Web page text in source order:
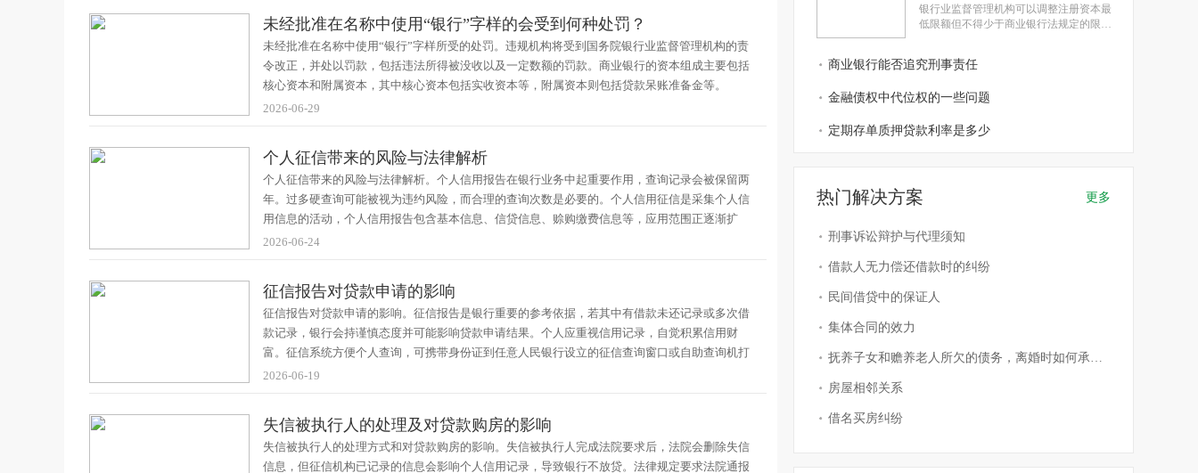
未经批准在名称中使用“银行”字样的会受到何种处罚？
未经批准在名称中使用“银行”字样所受的处罚。违规机构将受到国务院银行业监督管理机构的责
令改正，并处以罚款，包括违法所得被没收以及一定数额的罚款。商业银行的资本组成主要包括
核心资本和附属资本，其中核心资本包括实收资本等，附属资本则包括贷款呆账准备金等。
2026-06-29
个人征信带来的风险与法律解析
个人征信带来的风险与法律解析。个人信用报告在银行业务中起重要作用，查询记录会被保留两
年。过多硬查询可能被视为违约风险，而合理的查询次数是必要的。个人信用征信是采集个人信
用信息的活动，个人信用报告包含基本信息、信贷信息、赊购缴费信息等，应用范围正逐渐扩
2026-06-24
征信报告对贷款申请的影响
征信报告对贷款申请的影响。征信报告是银行重要的参考依据，若其中有借款未还记录或多次借
款记录，银行会持谨慎态度并可能影响贷款申请结果。个人应重视信用记录，自觉积累信用财
富。征信系统方便个人查询，可携带身份证到任意人民银行设立的征信查询窗口或自助查询机打
2026-06-19
失信被执行人的处理及对贷款购房的影响
失信被执行人的处理方式和对贷款购房的影响。失信被执行人完成法院要求后，法院会删除失信
信息，但征信机构已记录的信息会影响个人信用记录，导致银行不放贷。法律规定要求法院通报
业秘密。设立商业银行应具备的基本条件
是：有符合法定最低限额的注册资本;
银行业监督管理机构可以调整注册资本最
低限额但不得少于商业银行法规定的限
应当是实缴资本。
商业银行能否追究刑事责任
金融债权中代位权的一些问题
定期存单质押贷款利率是多少
更多
热门解决方案
刑事诉讼辩护与代理须知
借款人无力偿还借款时的纠纷
民间借贷中的保证人
集体合同的效力
抚养子女和赡养老人所欠的债务，离婚时如何承担？
房屋相邻关系
借名买房纠纷